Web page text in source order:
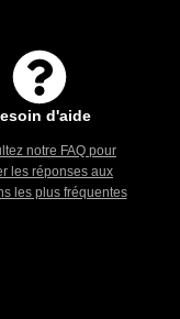
d'aide
notre FAQ pour
les réponses aux
les plus fréquentes